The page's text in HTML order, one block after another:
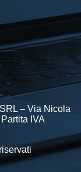
– Via Nicola
IVA